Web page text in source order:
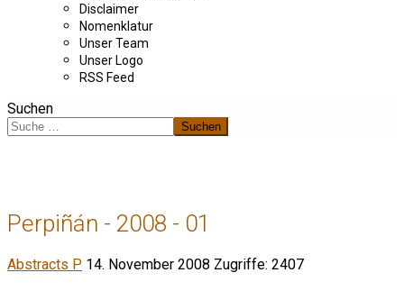
Disclaimer
Nomenklatur
Unser Team
Unser Logo
RSS Feed
Suchen
Suchen
Perpiñán - 2008 - 01
Abstracts P 14. November 2008 Zugriffe: 2407